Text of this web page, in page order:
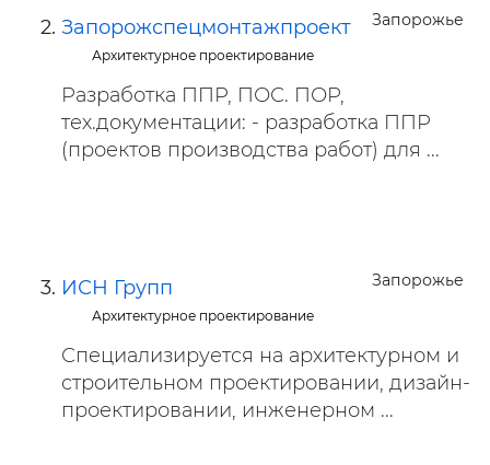
Запорожье
Запорожспецмонтажпроект
Архитектурное проектирование
Разработка ППР, ПОС. ПОР,
тех.документации: - разработка ППР
(проектов производства работ) для ...
Запорожье
ИСН Групп
Архитектурное проектирование
Специализируется на архитектурном и
строительном проектировании, дизайн-
проектировании, инженерном ...